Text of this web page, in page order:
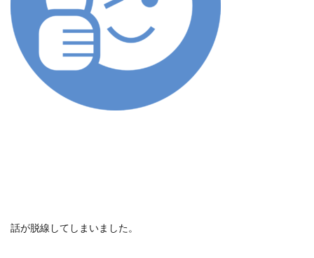
話が脱線してしまいました。